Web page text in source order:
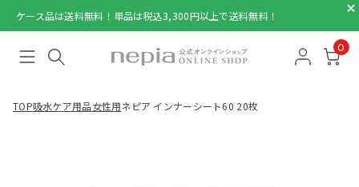
ケース品は送料無料！単品は税込3,300円以上で送料無料！
0
TOP吸水ケア用品女性用ネピア インナーシート60 20枚